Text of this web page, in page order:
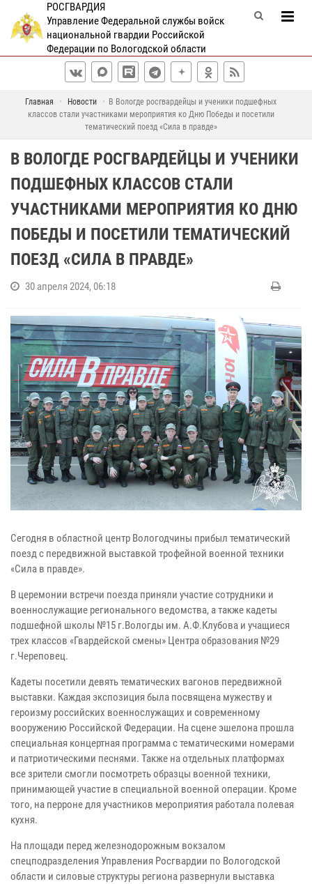
РОСГВАРДИЯ
Управление Федеральной службы войск
национальной гвардии Российской
Федерации по Вологодской области
Главная Новости
В Вологде росгвардейцы и ученики подшефных
классов стали участниками мероприятия ко Дню Победы и посетили
тематический поезд «Сила в правде»
В ВОЛОГДЕ РОСГВАРДЕЙЦЫ И УЧЕНИКИ
ПОДШЕФНЫХ КЛАССОВ СТАЛИ
УЧАСТНИКАМИ МЕРОПРИЯТИЯ КО ДНЮ
ПОБЕДЫ И ПОСЕТИЛИ ТЕМАТИЧЕСКИЙ
ПОЕЗД «СИЛА В ПРАВДЕ»
30 апреля 2024, 06:18
Сегодня в областной центр Вологодчины прибыл тематический
поезд с передвижной выставкой трофейной военной техники
«Сила в правде».
В церемонии встречи поезда приняли участие сотрудники и
военнослужащие регионального ведомства, а также кадеты
подшефной школы №15 г.Вологды им. А.Ф.Клубова и учащиеся
трех классов «Гвардейской смены» Центра образования №29
г.Череповец.
Кадеты посетили девять тематических вагонов передвижной
выставки. Каждая экспозиция была посвящена мужеству и
героизму российских военнослужащих и современному
вооружению Российской Федерации. На сцене эшелона прошла
специальная концертная программа с тематическими номерами
и патриотическими песнями. Также на отдельных платформах
все зрители смогли посмотреть образцы военной техники,
принимающей участие в специальной военной операции. Кроме
того, на перроне для участников мероприятия работала полевая
кухня.
На площади перед железнодорожным вокзалом
спецподразделения Управления Росгвардии по Вологодской
области и силовые структуры региона развернули выставка